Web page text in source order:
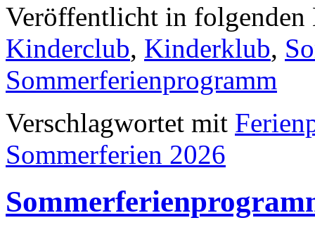
Veröffentlicht in folgenden
Kinderclub, Kinderklub,
Sommerferienprogramm
Verschlagwortet mit
Sommerferien 2026